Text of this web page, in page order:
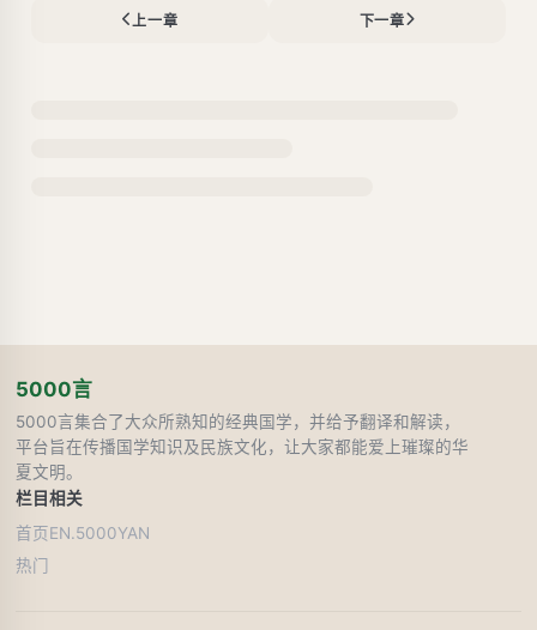
上一章 下一章
5000言
5000言集合了大众所熟知的经典国学，并给予翻译和解读，
平台旨在传播国学知识及民族文化，让大家都能爱上璀璨的华
夏文明。
栏目
首页
热门
相关
EN.5000YAN